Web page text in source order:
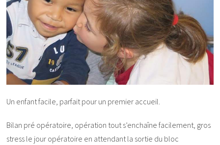
Un enfant facile, parfait pour un premier accueil.
Bilan pré opératoire, opération tout s’enchaîne facilement, gros
stress le jour opératoire en attendant la sortie du bloc